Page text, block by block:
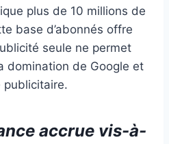
plus de 10 millions de
base d’abonnés offre
seule ne permet
domination de Google et
publicitaire.
accrue vis-à-